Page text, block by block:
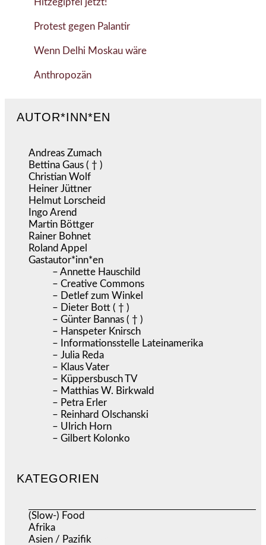
Hitzegipfel jetzt!
Protest gegen Palantir
Wenn Delhi Moskau wäre
Anthropozän
AUTOR*INN*EN
Andreas Zumach
Bettina Gaus ( † )
Christian Wolf
Heiner Jüttner
Helmut Lorscheid
Ingo Arend
Martin Böttger
Rainer Bohnet
Roland Appel
Gastautor*inn*en
– Annette Hauschild
– Creative Commons
– Detlef zum Winkel
– Dieter Bott ( † )
– Günter Bannas ( † )
– Hanspeter Knirsch
– Informationsstelle Lateinamerika
– Julia Reda
– Klaus Vater
– Küppersbusch TV
– Matthias W. Birkwald
– Petra Erler
– Reinhard Olschanski
– Ulrich Horn
– Gilbert Kolonko
KATEGORIEN
(Slow-) Food
Afrika
Asien / Pazifik